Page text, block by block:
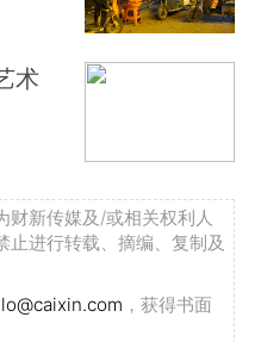
术
财新传媒及/或相关权利人
止进行转载、摘编、复制及
，获得书面